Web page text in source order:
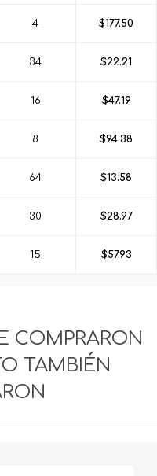
4 $177.50
34 $22.21
16 $47.19
8 $94.38
64 $13.58
30 $28.97
15 $57.93
COMPRARON
TAMBIÉN